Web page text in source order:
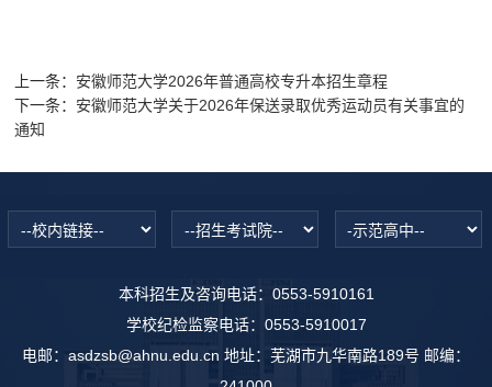
上一条： 安徽师范大学2026年普通高校专升本招生章程
下一条： 安徽师范大学关于2026年保送录取优秀运动员有关事宜的
通知
本科招生及咨询电话：0553-5910161
学校纪检监察电话：0553-5910017
电邮：asdzsb@ahnu.edu.cn 地址：芜湖市九华南路189号 邮编：